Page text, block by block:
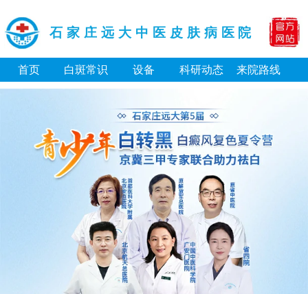
石家庄远大中医皮肤病医院
首页 白斑常识 设备 科研动态 来院路线